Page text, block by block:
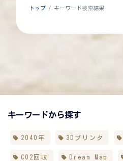
トップ キーワード検索結果
キーワードから探す
2040年 3Dプリンタ
CO2回収 Dream Map